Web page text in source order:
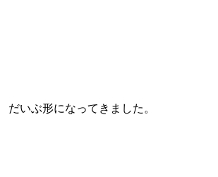
だいぶ形になってきました。